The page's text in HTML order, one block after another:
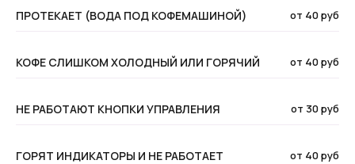
ПРОТЕКАЕТ (ВОДА ПОД КОФЕМАШИНОЙ) от 40 руб
КОФЕ СЛИШКОМ ХОЛОДНЫЙ ИЛИ ГОРЯЧИЙ от 40 руб
НЕ РАБОТАЮТ КНОПКИ УПРАВЛЕНИЯ от 30 руб
ГОРЯТ ИНДИКАТОРЫ И НЕ РАБОТАЕТ от 40 руб